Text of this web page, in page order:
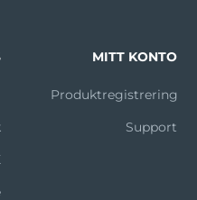
MITT KONTO
Produktregistrering
Support